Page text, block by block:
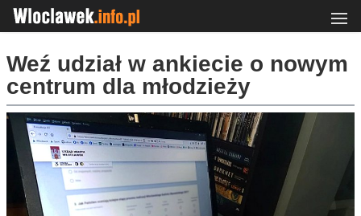
Weź udział w ankiecie o nowym
centrum dla młodzieży